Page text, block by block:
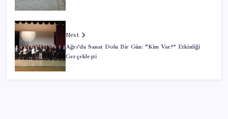
Next
Ağrı’da Sanat Dolu Bir Gün: “Kim Var?” Etkinliği
Gerçekleşti